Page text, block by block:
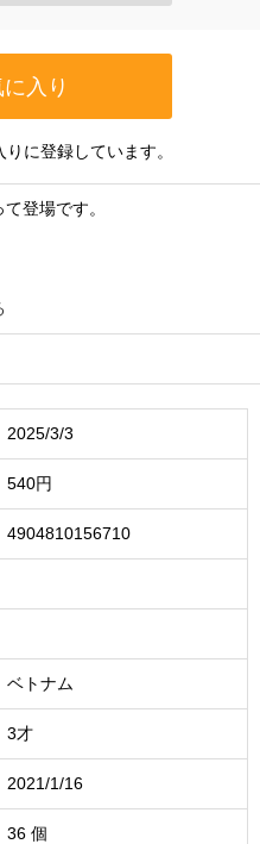
入り
に登録しています。
登場です。
2025/3/3
540円
4904810156710
ベトナム
3才
2021/1/16
36 個